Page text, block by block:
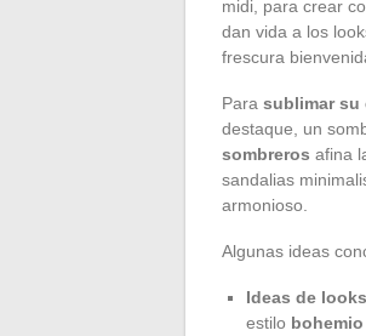
midi, para crear
dan vida a los
frescura
Para sublimar su
destaque, un
sombreros afina
sandalias
armonioso.
Algunas ideas
Ideas de looks
estilo